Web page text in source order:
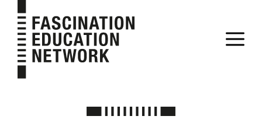
Inhalt
springen